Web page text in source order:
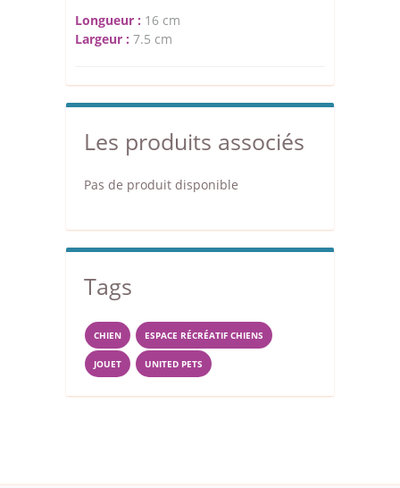
Longueur : 16 cm
Largeur : 7.5 cm
Les produits associés
Pas de produit disponible
Tags
CHIEN ESPACE RÉCRÉATIF CHIENS
JOUET UNITED PETS